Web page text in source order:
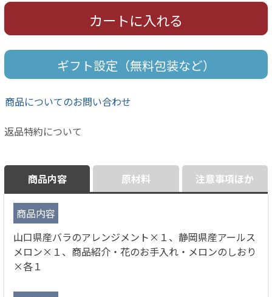
カートに入れる
ギフト設定（無料包装など）
商品についてのお問い合わせ
返品特約について
商品内容
商品内容
山口県産バラのアレンジメント×１、静岡県産アールス
メロン×１、商品紹介・花のお手入れ・メロンのしおり
×各１
原材料 注意事項ほか